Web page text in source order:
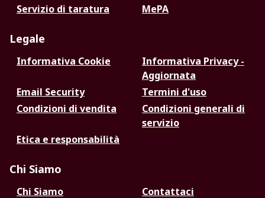
Servizio di taratura
MePA
Legale
Informativa Cookie
Informativa Privacy -
Aggiornata
Email Security
Termini d'uso
Condizioni di vendita
Condizioni generali di
servizio
Etica e responsabilità
Chi Siamo
Chi Siamo Contattaci